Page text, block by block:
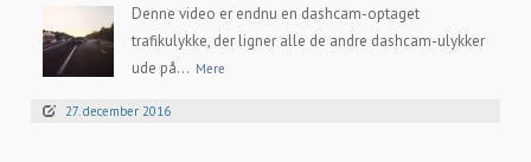
Denne video er endnu en dashcam-optaget
trafikulykke, der ligner alle de andre dashcam-ulykker
ude på... Mere
27. december 2016